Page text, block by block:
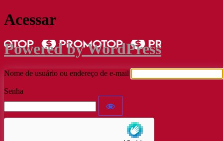
Acessar
Powered by WordPress
Nome de usuário ou endereço de e-mail
Senha